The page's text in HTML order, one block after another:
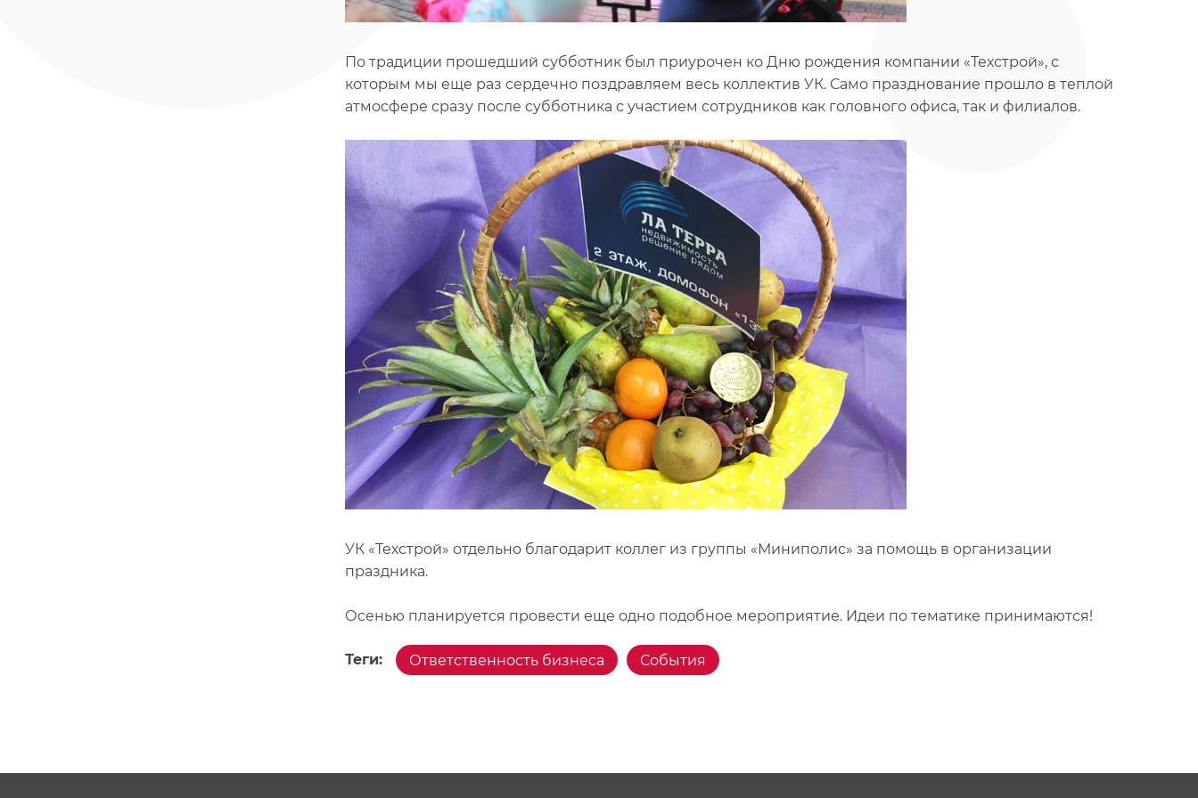
По традиции прошедший субботник был приурочен ко Дню рождения компании «Техстрой», с
которым мы еще раз сердечно поздравляем весь коллектив УК. Само празднование прошло в теплой
атмосфере сразу после субботника с участием сотрудников как головного офиса, так и филиалов.
УК «Техстрой» отдельно благодарит коллег из группы «Миниполис» за помощь в организации
праздника.
Осенью планируется провести еще одно подобное мероприятие. Идеи по тематике принимаются!
Теги: Ответственность бизнеса События